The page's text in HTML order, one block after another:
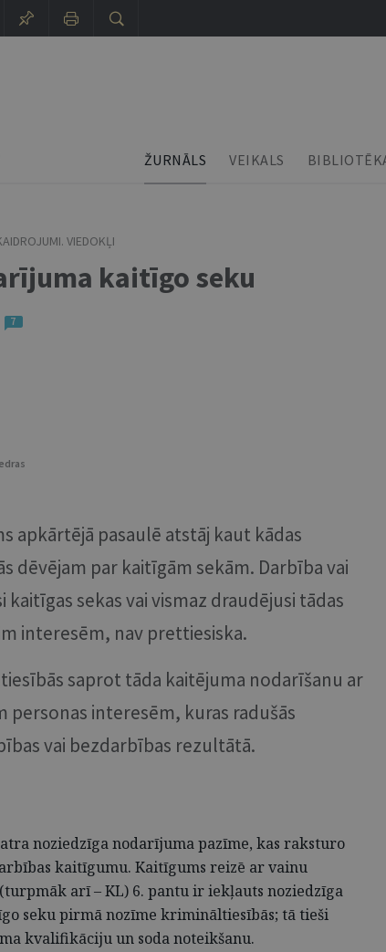
ŽURNĀLS VEIKALS
VIEDOKĻI
kaitīgo seku
7
apkārtējā pasaulē atstāj kaut kādas
dēvējam par kaitīgām sekām. Darbība vai
sekas vai vismaz draudējusi tādas
interesēm, nav prettiesiska.
saprot tāda kaitējuma nodarīšanu ar
personas interesēm, kuras radušās
vai bezdarbības rezultātā.
noziedzīga nodarījuma pazīme, kas raksturo
kaitīgumu. Kaitīgums reizē ar vainu
(turpmāk arī – KL) 6. pantu ir iekļauts noziedzīga
seku pirmā nozīme krimināltiesībās; tā tieši
kvalifikāciju un soda noteikšanu.